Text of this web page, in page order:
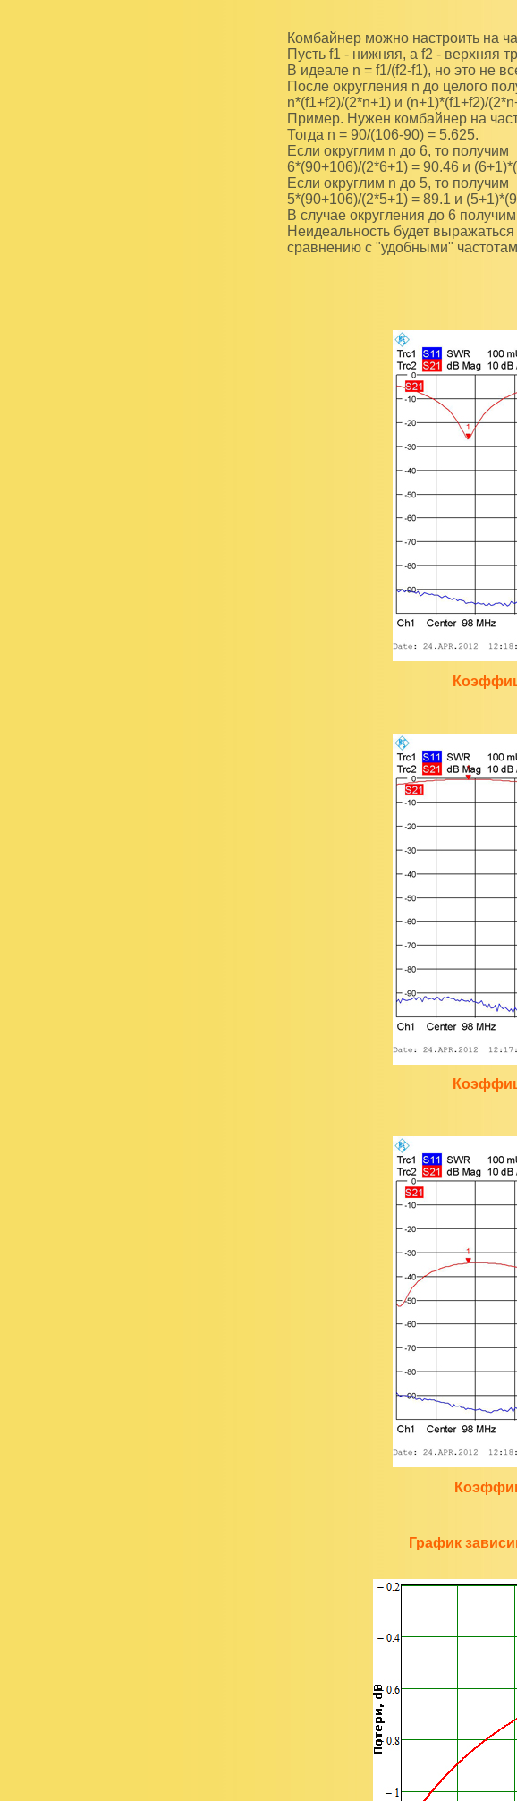
Комбайнер можно настроить на
Пусть f1 - нижняя, а f2 - верхняя
В идеале n = f1/(f2-f1), но это не
После округления n до целого
n*(f1+f2)/(2*n+1) и (n+1)*(f1+f2)/
Пример. Нужен комбайнер на
Тогда n = 90/(106-90) = 5.625.
Если округлим n до 6, то получим
6*(90+106)/(2*6+1) = 90.46 и
Если округлим n до 5, то получим
5*(90+106)/(2*5+1) = 89.1 и
В случае округления до 6
Неидеальность будет
сравнению с "удобными"
График